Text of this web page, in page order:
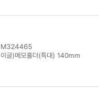
M324465
이글)메모홀더(특대) 140mm